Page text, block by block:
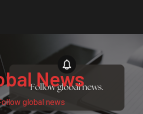
News
global news